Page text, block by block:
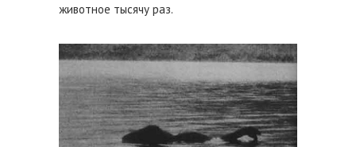
животное тысячу раз.